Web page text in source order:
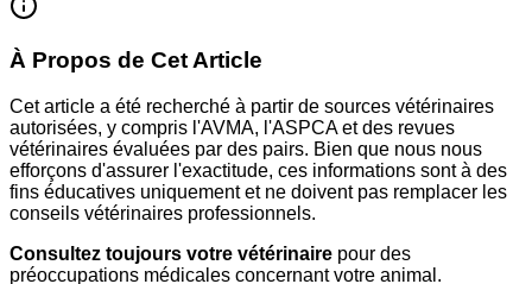
À Propos de Cet Article
Cet article a été recherché à partir de sources vétérinaires
autorisées, y compris l'AVMA, l'ASPCA et des revues
vétérinaires évaluées par des pairs. Bien que nous nous
efforçons d'assurer l'exactitude, ces informations sont à des
fins éducatives uniquement et ne doivent pas remplacer les
conseils vétérinaires professionnels.
Consultez toujours votre vétérinaire pour des
préoccupations médicales concernant votre animal.